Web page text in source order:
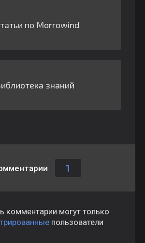
по Morrowind
знаний
1
комментарии могут только
пользователи